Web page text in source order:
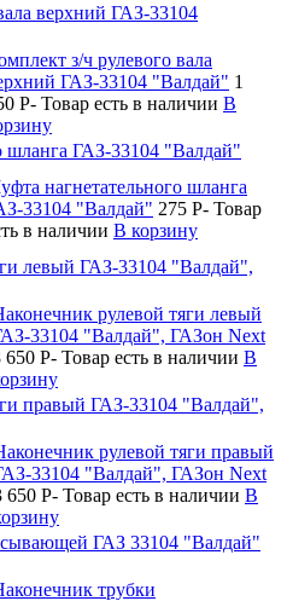
верхний ГАЗ-33104
з/ч рулевого вала
ГАЗ-33104 "Валдай" 1
P- Товар есть в наличии В
шланга ГАЗ-33104 "Валдай"
нагнетательного шланга
33104 "Валдай" 275 P- Товар
в наличии В корзину
левый ГАЗ-33104 "Валдай",
рулевой тяги левый
33104 "Валдай", ГАЗон Next
650 P- Товар есть в наличии В
правый ГАЗ-33104 "Валдай",
рулевой тяги правый
33104 "Валдай", ГАЗон Next
650 P- Товар есть в наличии В
ГАЗ 33104 "Валдай"
трубки